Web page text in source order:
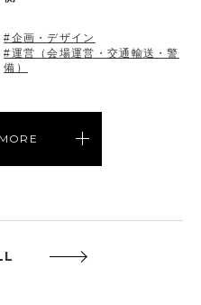
#企画・デザイン
#運営（会場運営・交通輸送・警
備）